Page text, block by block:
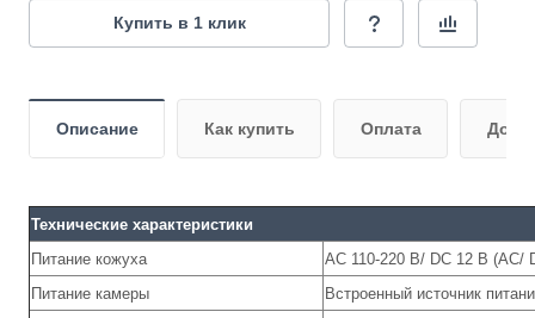
Купить в 1 клик
Описание Как купить Оплата
Технические характеристики
Питание кожуха
AC 110-220 В/ DC 12 В (AC/
Питание камеры
Встроенный источник